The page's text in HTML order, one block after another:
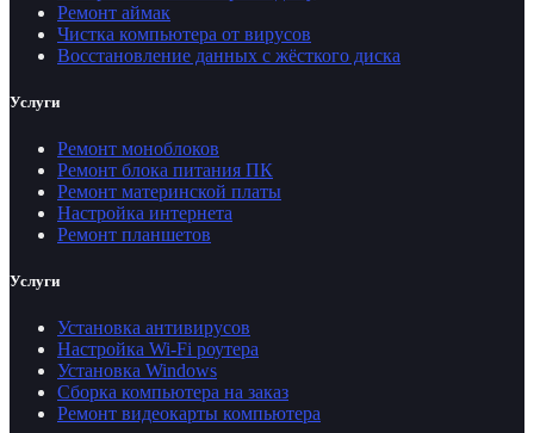
Ремонт аймак
Чистка компьютера от вирусов
Восстановление данных с жёсткого диска
Услуги
Ремонт моноблоков
Ремонт блока питания ПК
Ремонт материнской платы
Настройка интернета
Ремонт планшетов
Услуги
Установка антивирусов
Настройка Wi-Fi роутера
Установка Windows
Сборка компьютера на заказ
Ремонт видеокарты компьютера